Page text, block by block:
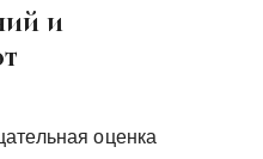
и
оценка